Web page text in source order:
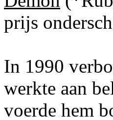
prijs
In 1990
werkte aan
voerde hem